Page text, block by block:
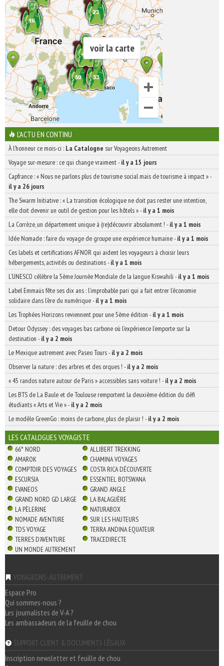
voir la carte
L'ACTU EN CONTINU
À l'honneur ce mois-ci : La Catalogne sur Voyageons Autrement
Voyage sur-mesure : ce qui change vraiment-il y a 15 jours
Capfrance : « Nous ne parlons plus de tourisme social mais de tourisme à impact »-
il y a 26 jours
The Swarm Initiative : « La transition écologique ne doit pas rester une intention,
elle doit devenir un outil de gestion pour les hôtels »-il y a 1 mois
La Corrèze, un département unique à (re)découvrir absolument ! -il y a 1 mois
Idée Nomade : faire du voyage de groupe une expérience humaine-il y a 1 mois
Ces labels et certifications AFNOR qui aident les voyageurs à choisir leurs
hébergements, activités ou destinations-il y a 1 mois
L’UNESCO célèbre la 5ème Journée Mondiale de la langue Kiswahili -il y a 1 mois
Label Emmaüs fête ses dix ans : l’improbable pari qui a fait entrer l’économie
solidaire dans l’ère du numérique-il y a 1 mois
Les Trophées Horizons reviennent pour une 5ème édition -il y a 1 mois
Detour Odyssey : des voyages bas carbone où l’expérience l’emporte sur la
destination -il y a 2 mois
Le Mexique autrement avec Paseo Tours-il y a 2 mois
Observer la nature : des arbres et des orques ! -il y a 2 mois
« 45 randos nature autour de Paris » accessibles sans voiture ! -il y a 2 mois
Les BTS de La Baule et de Toulouse remportent la deuxième édition du défi
étudiants « Arts et Vie »-il y a 2 mois
Le modèle GreenGo : moins de carbone, plus de plaisir ! -il y a 2 mois
LES CATALOGUES VOYAGISTE
66° NORD
ALLIBERT TREKKING
AMAROK
CHAMINA VOYAGES
COMPTOIR DES VOYAGES
COSTA RICA DÉCOUVERTE
ESCURSIA
ESSENTIEL BOTSWANA
EVANEOS
GRAND ANGLE
GRAND NORD GD LARGE
LA BALAGUÈRE
LA PÈLERINE
NATURABOX
NOMADE AVENTURE
SUR LES HAUTEURS
TDS VOYAGE
TERRA ANDINA EQUATEUR
TERRES D'AVENTURE
TRACEDIRECTE
UN MONDE AUTREMENT
VOYAGEONS-AUTREMENT
Espace Pro
Qui sommes-nous ?
Les journalistes de V-A ?
Les ambassadeurs de la feuille de chou
SUPPORT CLIENT & DOCUMENTS LÉGAUX
Inscription newsletter et feuille de chou